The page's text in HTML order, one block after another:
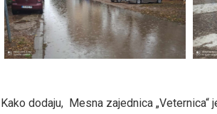
Kako dodaju, Mesna zajednica „Veternica“